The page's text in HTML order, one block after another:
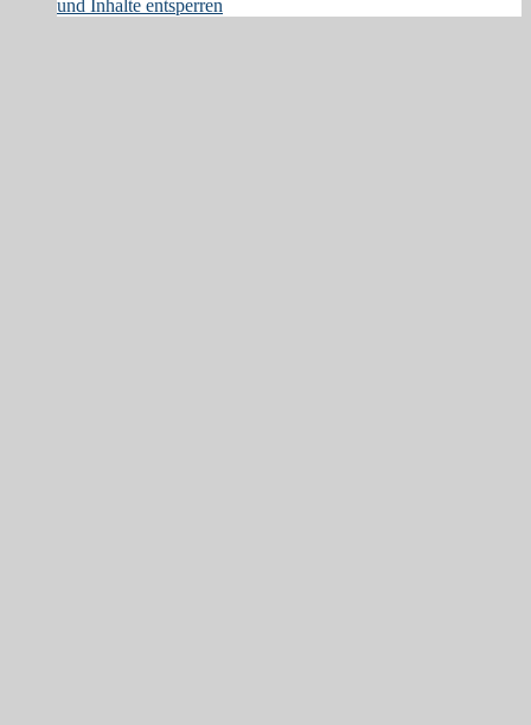
und Inhalte entsperren